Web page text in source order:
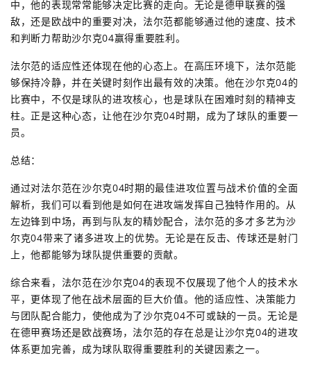
中，他的表现常常能够决定比赛的走向。无论是德甲联赛的强
敌，还是欧战中的重要对决，法尔范都能够通过他的速度、技术
和判断力帮助沙尔克04赢得重要胜利。
法尔范的适应性还体现在他的心态上。在高压环境下，法尔范能
够保持冷静，并在关键时刻作出最有效的决策。他在沙尔克04的
比赛中，不仅是球队的进攻核心，也是球队在困难时刻的精神支
柱。正是这种心态，让他在沙尔克04时期，成为了球队的重要一
员。
总结：
通过对法尔范在沙尔克04时期的最佳进攻位置与战术价值的全面
解析，我们可以看到他是如何在进攻端发挥自己独特作用的。从
左边锋到中场，再到与队友的精妙配合，法尔范的多才多艺为沙
尔克04带来了诸多进攻上的优势。无论是在反击、传球还是射门
上，他都能够为球队提供重要的贡献。
综合来看，法尔范在沙尔克04的表现不仅展现了他个人的技术水
平，更体现了他在战术层面的巨大价值。他的适应性、决策能力
与团队配合能力，使他成为了沙尔克04不可或缺的一员。无论是
在德甲赛场还是欧战赛场，法尔范的存在总是让沙尔克04的进攻
体系更加完善，成为球队取得重要胜利的关键因素之一。